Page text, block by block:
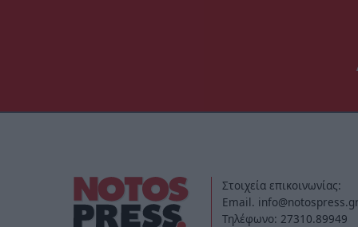
Στοιχεία επικοινωνίας:
Email. info@notospress.gr
Τηλέφωνο: 27310.89949